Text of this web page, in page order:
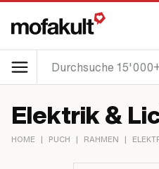
Elektrik &
HOME | PUCH | RAHMEN |